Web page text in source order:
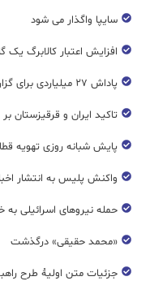
سایپا واگذار می شود
افزایش اعتبار کالابرگ یک
پاداش ۲۷ میلیاردی برای گزارش رمزارز غیرمجاز
تاکید ایران و
پایش شبانه روزی تهویه
واکنش پلیس به انتشار
حمله نیروهای اسرائیلی
«محمد حقیقی» درگذشت
جزئیات متن اولیۀ طرح